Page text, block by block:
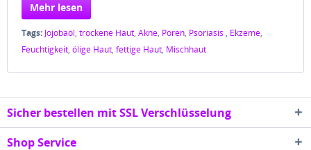
Mehr lesen
Tags: Jojobaöl, trockene Haut, Akne, Poren, Psoriasis , Ekzeme,
Feuchtigkeit, ölige Haut, fettige Haut, Mischhaut
Sicher bestellen mit SSL Verschlüsselung
Shop Service